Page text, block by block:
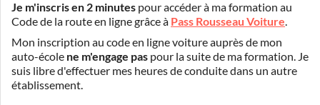
Je m'inscris en 2 minutes pour accéder à ma formation au
Code de la route en ligne grâce à Pass Rousseau Voiture.
Mon inscription au code en ligne voiture auprès de mon
auto-école ne m'engage pas pour la suite de ma formation. Je
suis libre d'effectuer mes heures de conduite dans un autre
établissement.